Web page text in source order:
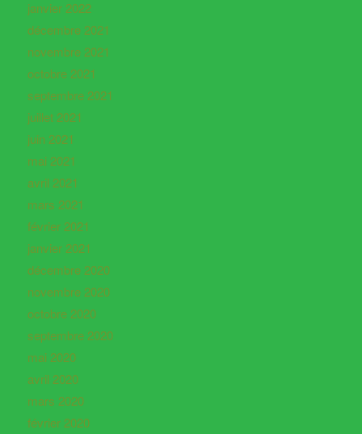
janvier 2022
décembre 2021
novembre 2021
octobre 2021
septembre 2021
juillet 2021
juin 2021
mai 2021
avril 2021
mars 2021
février 2021
janvier 2021
décembre 2020
novembre 2020
octobre 2020
septembre 2020
mai 2020
avril 2020
mars 2020
février 2020